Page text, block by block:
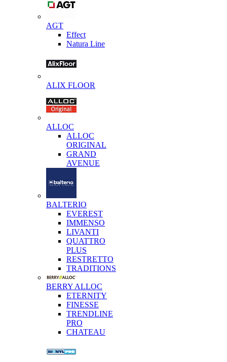
AGT
Effect
Natura Line
ALIX FLOOR
ALLOC
ALLOC
ORIGINAL
GRAND
AVENUE
BALTERIO
EVEREST
IMMENSO
LIVANTI
QUATTRO
PLUS
RESTRETTO
TRADITIONS
BERRY ALLOC
ETERNITY
FINESSE
TRENDLINE
PRO
CHATEAU